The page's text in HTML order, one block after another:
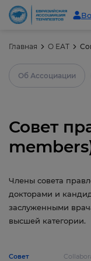
Главная О ЕАТ
Об Ассоциации
Совет
Члены совета
докторами и
заслуженными
высшей категории.
Совет